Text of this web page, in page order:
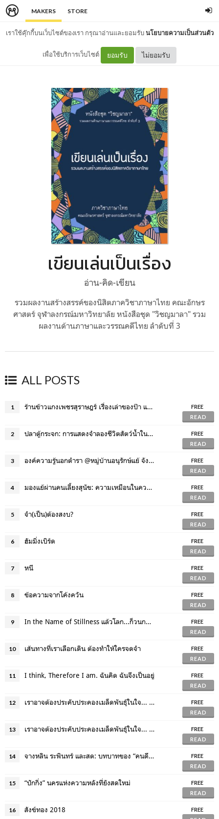
MAKERS STORE
เราใช้คุ๊กกี้บนเว็บไซต์ของเรา กรุณาอ่านและยอมรับนโยบายความเป็นส่วนตัว
เพื่อใช้บริการเว็บไซต์ ยอมรับ ไม่ยอมรับ
เขียนเล่นเป็นเรื่อง
อ่าน-คิด-เขียน
รวมผลงานสร้างสรรค์ของนิสิตภาควิชาภาษาไทย คณะอักษร
ศาสตร์ จุฬาลงกรณ์มหาวิทยาลัย หนังสือชุด "วิชญมาลา" รวม
ผลงานด้านภาษาและวรรณคดีไทย ลำดับที่ 3
ALL POSTS
1 ร้านข้าวแกงเพชรสุราษฎร์ เรื่องเล่าของป๊า แม่ และชีวิตวัยเยาว์ของฉัน
FREE
READ
2 ปลาตู้กระจก: การแสดงจำลองชีวิตสัตว์น้ำในอควาเรียม
FREE
READ
3 องค์ความรู้นอกตำรา @หมู่บ้านอนุรักษ์แย้ จังหวัดสุพรรณบุรี
FREE
READ
4 มองแย้ผ่านคนเลี้ยงสุนัข: ความเหมือนในความต่าง ความต่างในความเหมือน
FREE
READ
5 จำ(เป็น)ต้องสงบ?
FREE
READ
6 ฮัมมิ่งเบิร์ด
FREE
READ
7 หนี
FREE
READ
8 ข้อความจากโค้งควัน
FREE
READ
9 In the Name of Stillness แล้วโลก...ก็วนกลับมาที่จุดเดิม
FREE
READ
10 เส้นทางที่เราเลือกเดิน ต้องทำให้ใครจดจำ
FREE
READ
11 I think, Therefore I am. ฉันคิด ฉันจึงเป็นอยู่
FREE
READ
12 เราอาจต้องประคับประคองเมล็ดพันธุ์ในใจ... (1)
FREE
READ
13 เราอาจต้องประคับประคองเมล็ดพันธุ์ในใจ... (2)
FREE
READ
14 จางหลิน ระพินทร์ และสด: บทบาทของ “คนดีที่โลกไม่ต้องการ”
FREE
READ
15 “ปักกิ่ง” นครแห่งความหลังที่ยังสดใหม่
FREE
READ
16 สังข์ทอง 2018
FREE